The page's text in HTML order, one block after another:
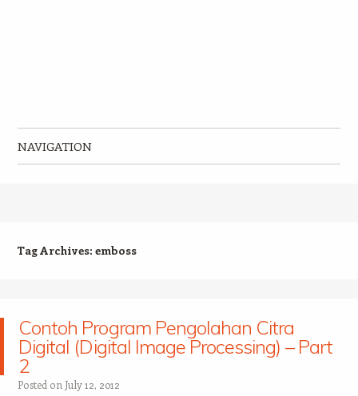
NAVIGATION
Tag Archives: emboss
Contoh Program Pengolahan Citra
Digital (Digital Image Processing) – Part
2
Posted on July 12, 2012